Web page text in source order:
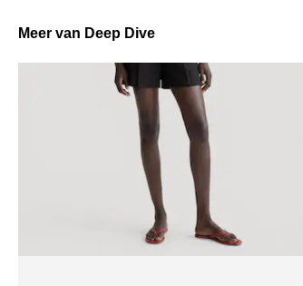
Meer van Deep Dive